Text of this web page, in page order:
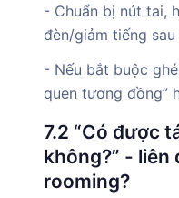
- Chuẩn bị nút tai,
đèn/giảm tiếng sau
- Nếu bắt buộc
quen tương đồng”
7.2 “Có được
không?” - liên
rooming?